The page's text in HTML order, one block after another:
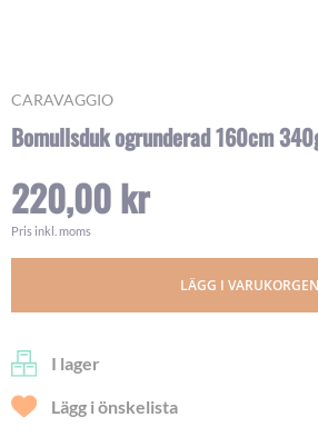
CARAVAGGIO
Bomullsduk ogrunderad 160cm
220,00 kr
Pris inkl. moms
LÄGG I VARUKORGEN
I lager
Lägg i önskelista
Skip
the
of
the
images